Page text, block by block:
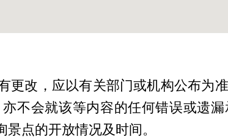
更改，应以有关部门或机构公布为
不会就该等内容的任何错误或遗
点的开放情况及时间。